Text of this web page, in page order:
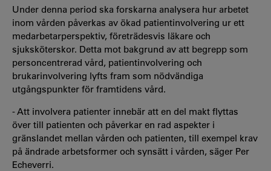
Under denna period ska forskarna analysera hur arbetet
inom vården påverkas av ökad patientinvolvering ur ett
medarbetarperspektiv, företrädesvis läkare och
sjuksköterskor. Detta mot bakgrund av att begrepp som
personcentrerad vård, patientinvolvering och
brukarinvolvering lyfts fram som nödvändiga
utgångspunkter för framtidens vård.
- Att involvera patienter innebär att en del makt flyttas
över till patienten och påverkar en rad aspekter i
gränslandet mellan vården och patienten, till exempel krav
på ändrade arbetsformer och synsätt i vården, säger Per
Echeverri.